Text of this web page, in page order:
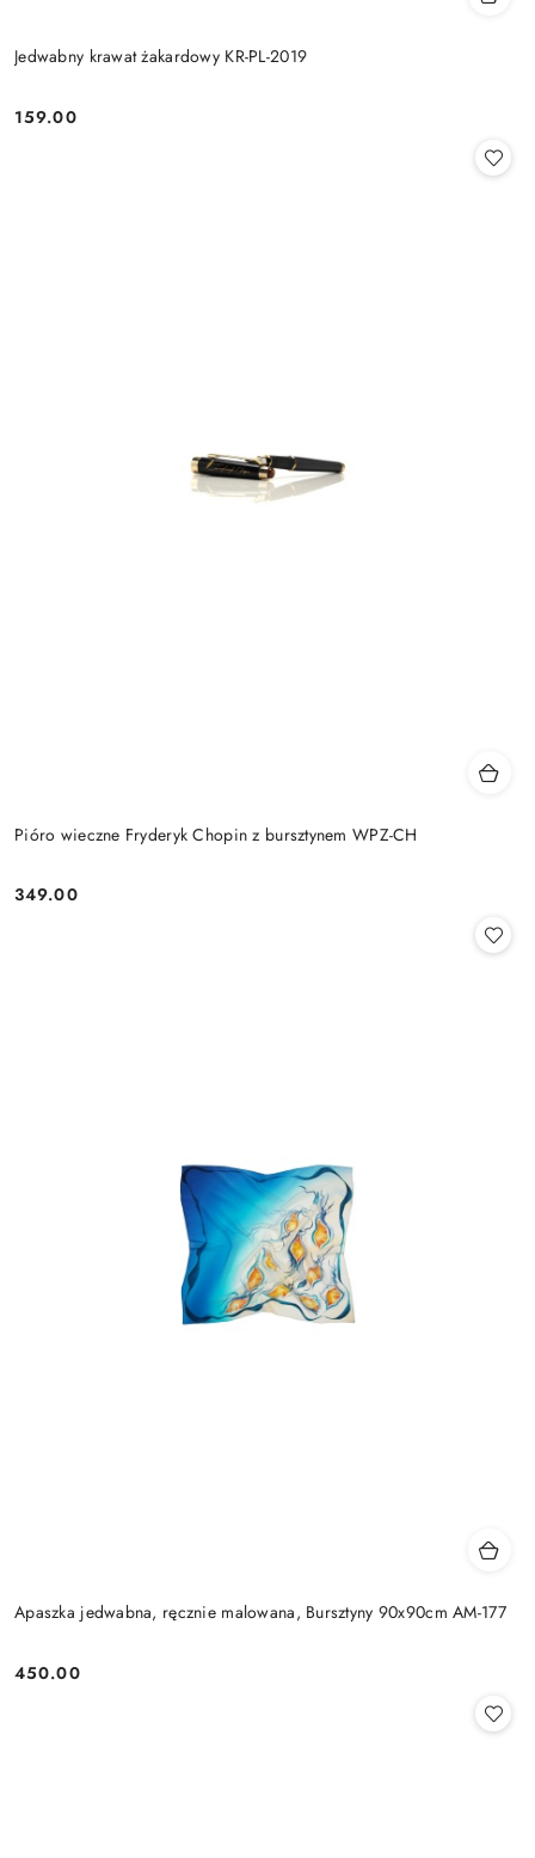
Jedwabny krawat żakardowy KR-PL-2019
Cena:
159.00
Pióro wieczne Fryderyk Chopin z bursztynem WPZ-CH
Cena:
349.00
Apaszka jedwabna, ręcznie malowana, Bursztyny 90x90cm AM-177
Cena:
450.00